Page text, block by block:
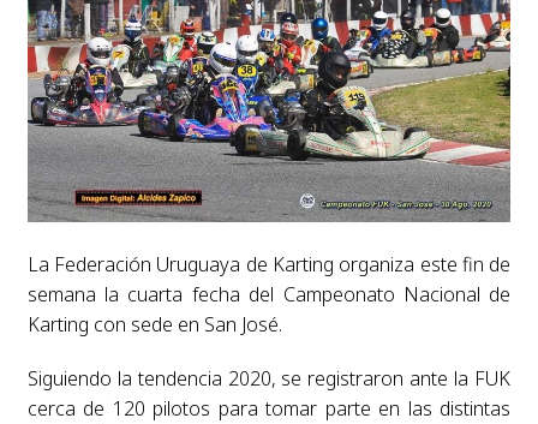
La Federación Uruguaya de Karting organiza este fin de
semana la cuarta fecha del Campeonato Nacional de
Karting con sede en San José.
Siguiendo la tendencia 2020, se registraron ante la FUK
cerca de 120 pilotos para tomar parte en las distintas